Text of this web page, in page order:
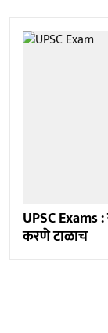
UPSC Exams
करणे टाळाच